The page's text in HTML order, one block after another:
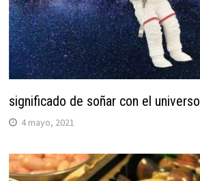
significado de soñar con el universo
4 mayo, 2021